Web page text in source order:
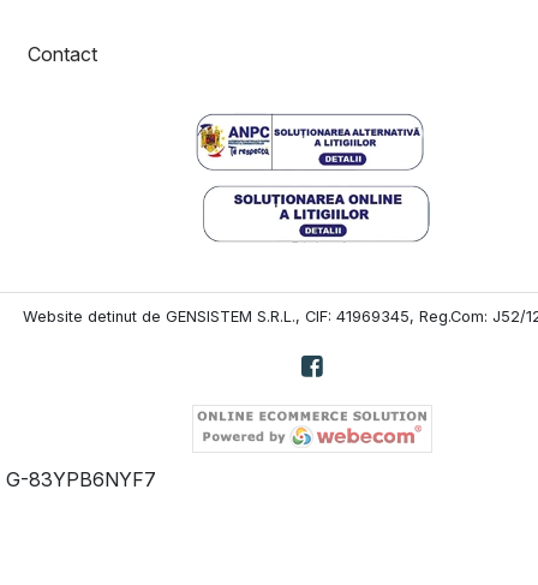
Contact
Website detinut de GENSISTEM S.R.L., CIF: 41969345, Reg.Com: J52/
G-83YPB6NYF7